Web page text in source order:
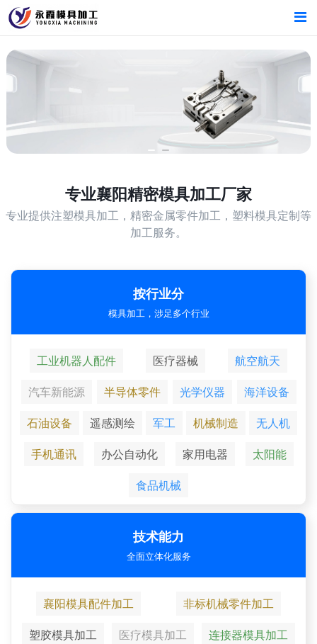
首页
产品中心
新闻中心
首页
产品中心
新闻中心
专业襄阳精密模具加工厂家
专业提供注塑模具加工，精密金属零件加工，塑料模具定制等
加工服务。
按行业分
模具加工，涉足多个行业
工业机器人配件 医疗器械
航空航天
汽车新能源
半导体零件 光学仪器
海洋设备
石油设备
遥感测绘 军工 机械制造
无人机
手机通讯
办公自动化 家用电器
太阳能
食品机械
技术能力
全面立体化服务
襄阳模具配件加工
非标机械零件加工
塑胶模具加工
医疗模具加工
连接器模具加工